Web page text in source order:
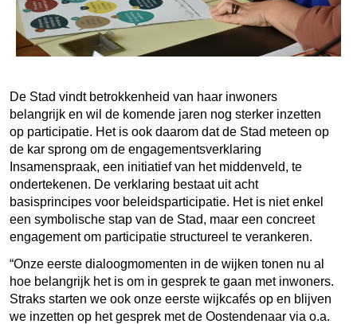
De Stad vindt betrokkenheid van haar inwoners
belangrijk en wil de komende jaren nog sterker inzetten
op participatie. Het is ook daarom dat de Stad meteen op
de kar sprong om de engagementsverklaring
Insamenspraak, een initiatief van het middenveld, te
ondertekenen. De verklaring bestaat uit acht
basisprincipes voor beleidsparticipatie. Het is niet enkel
een symbolische stap van de Stad, maar een concreet
engagement om participatie structureel te verankeren.
Onze eerste dialoogmomenten in de wijken tonen nu al
hoe belangrijk het is om in gesprek te gaan met inwoners.
Straks starten we ook onze eerste wijkcafés op en blijven
we inzetten op het gesprek met de Oostendenaar via o.a.